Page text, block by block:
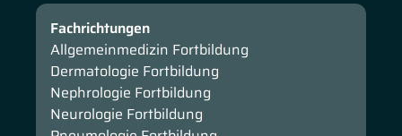
Fachrichtungen
Allgemeinmedizin Fortbildung
Dermatologie Fortbildung
Nephrologie Fortbildung
Neurologie Fortbildung